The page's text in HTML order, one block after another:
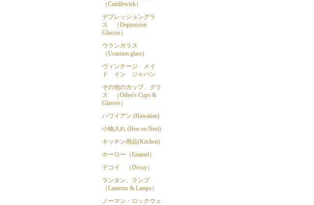
（Candlewick）
デプレッショングラ
ス （Depression
Glasses）
ウランガラス
（Uranium glass)
ヴィンテージ メイ
ド イン ジャパン
その他のカップ、グラ
ス （Other's Cups &
Glasses）
ハワイアン (Hawaiian)
小物入れ (Hen on Nest)
キッチン用品(Kitchen)
ホーロー（Enamel）
デコイ （Decoy）
ランタン、ランプ
（Lanterns & Lamps）
ノーマン・ロックウェ